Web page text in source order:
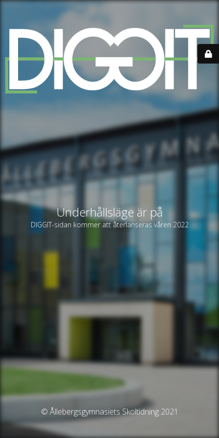
Underhållsläge är på
DIGGIT-sidan kommer att återlanseras våren 2022
© Ållebergsgymnasiets Skoltidning 2021